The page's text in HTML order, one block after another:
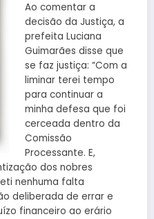
Ao comentar a
decisão da Justiça, a
prefeita Luciana
Guimarães disse que
se faz justiça: “Com a
liminar terei tempo
para continuar a
minha defesa que foi
cerceada dentro da
Comissão
Processante. E,
dos nobres
nenhuma falta
deliberada de errar e
financeiro ao erário